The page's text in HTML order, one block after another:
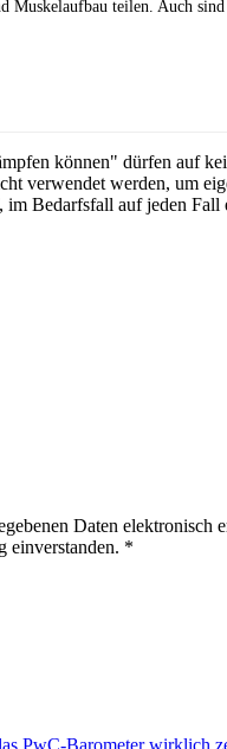
Muskelaufbau teilen. Auch
können" dürfen auf
verwendet werden, um
Bedarfsfall auf jeden Fall
Daten elektronisch
einverstanden. *
PwC-Barometer wirklich